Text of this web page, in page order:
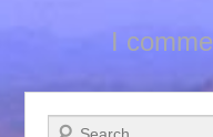
I
Cerca